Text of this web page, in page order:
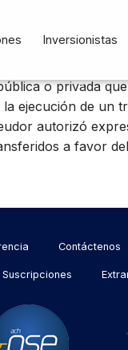
Inversionistas
o privada
ejecución de un
autorizó
a favor
Contáctenos
Suscripciones